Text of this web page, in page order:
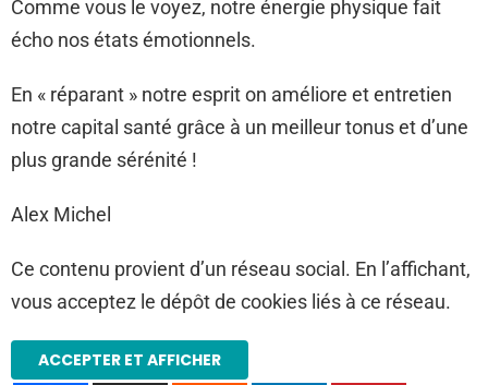
Comme vous le voyez, notre énergie physique fait
écho nos états émotionnels.
En « réparant » notre esprit on améliore et entretien
notre capital santé grâce à un meilleur tonus et d’une
plus grande sérénité !
Alex Michel
Ce contenu provient d’un réseau social. En l’affichant,
vous acceptez le dépôt de cookies liés à ce réseau.
ACCEPTER ET AFFICHER